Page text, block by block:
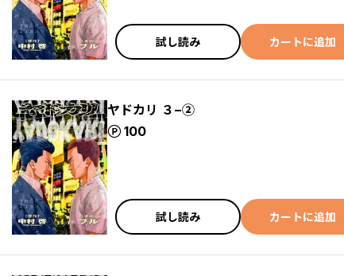
試し読み カートに追加
ヤドカリ ３−②
100
ポイント
試し読み カートに追加